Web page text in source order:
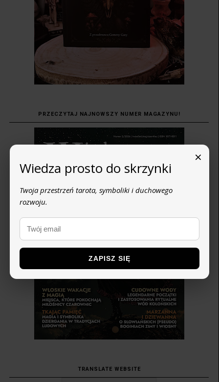
PRZECZYTAJ NAJNOWSZY NUMER MAGAZYNU!
TRANSLATE WEBSITE
×
Wiedza prosto do skrzynki
Twoja przestrzeń tarota, symboliki i duchowego
rozwoju.
ZAPISZ SIĘ